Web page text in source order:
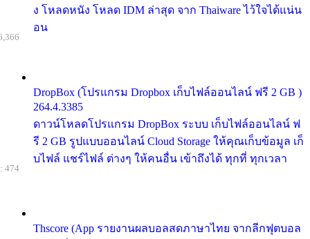
ง โหลดหนัง โหลด IDM ล่าสุด จาก Thaiware ไว้ใจได้แน่น
อน
DropBox (โปรแกรม Dropbox เก็บไฟล์ออนไลน์ ฟรี 2 GB )
264.4.3385
ดาวน์โหลดโปรแกรม DropBox ระบบ เก็บไฟล์ออนไลน์ ฟ
รี 2 GB รูปแบบออนไลน์ Cloud Storage ให้คุณเก็บข้อมูล เก็
บไฟล์ แชร์ไฟล์ ต่างๆ ให้คนอื่น เข้าถึงได้ ทุกที่ ทุกเวลา
Thscore (App รายงานผลบอลสดภาษาไทย จากลีกฟุตบอล
474